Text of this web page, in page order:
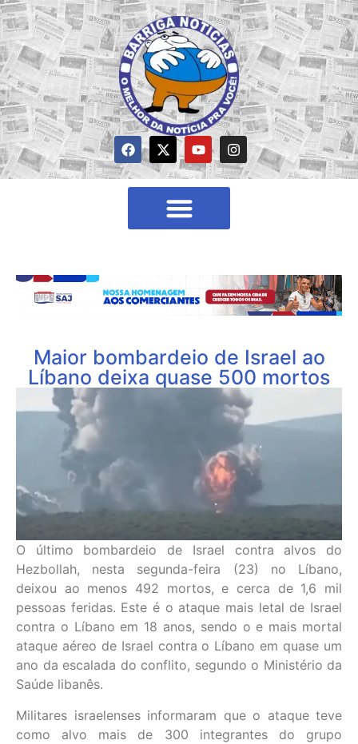
Maior bombardeio de Israel ao
Líbano deixa quase 500 mortos
O último bombardeio de Israel contra alvos do
Hezbollah, nesta segunda-feira (23) no Líbano,
deixou ao menos 492 mortos, e cerca de 1,6 mil
pessoas feridas. Este é o ataque mais letal de Israel
contra o Líbano em 18 anos, sendo o e mais mortal
ataque aéreo de Israel contra o Líbano em quase um
ano da escalada do conflito, segundo o Ministério da
Saúde libanês.
Militares israelenses informaram que o ataque teve
como alvo mais de 300 integrantes do grupo